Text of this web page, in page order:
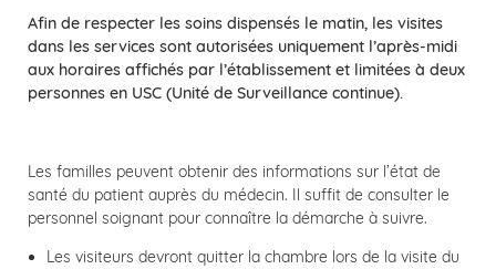
Afin de respecter les soins dispensés le matin, les visites
dans les services sont autorisées uniquement l’après-midi
aux horaires affichés par l’établissement et limitées à deux
personnes en USC (Unité de Surveillance continue).
Les familles peuvent obtenir des informations sur l’état de
santé du patient auprès du médecin. Il suffit de consulter le
personnel soignant pour connaître la démarche à suivre.
Les visiteurs devront quitter la chambre lors de la visite du